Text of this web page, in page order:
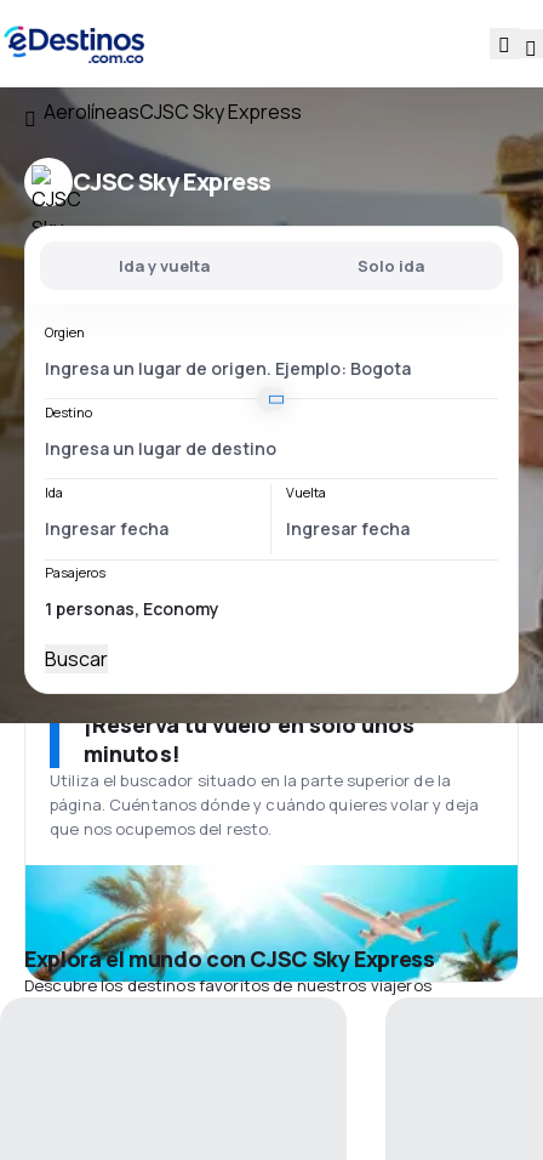
AerolíneasCJSC Sky Express
CJSC Sky Express
Ida y vuelta Solo ida
Orgien
Destino
Ida Vuelta
Pasajeros
Buscar
¡Reserva tu vuelo en solo unos
minutos!
Utiliza el buscador situado en la parte superior de la
página. Cuéntanos dónde y cuándo quieres volar y deja
que nos ocupemos del resto.
Explora el mundo con CJSC Sky Express
Descubre los destinos favoritos de nuestros viajeros